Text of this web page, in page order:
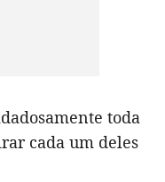
toda
cada um deles